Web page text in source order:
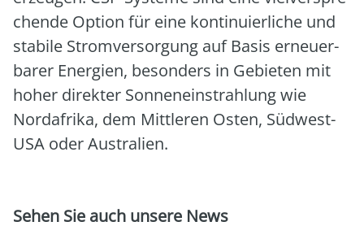
chen­de Opti­on für eine kon­ti­nu­ier­li­che und
sta­bi­le Strom­ver­sor­gung auf Basis erneu­er­
ba­rer Ener­gien, beson­ders in Gebie­ten mit
hoher direk­ter Son­nen­ein­strah­lung wie
Nord­afri­ka, dem Mitt­le­ren Osten, Süd­west-
USA oder Aus­tra­li­en.
Sehen Sie auch unse­re News